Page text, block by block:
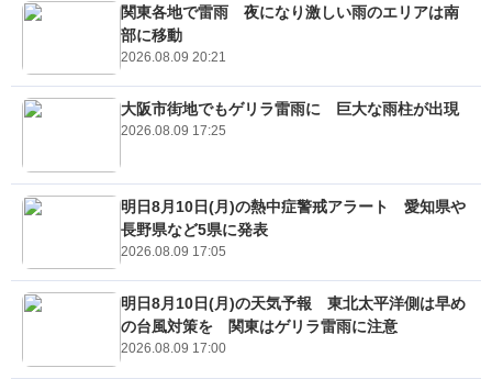
関東各地で雷雨 夜になり激しい雨のエリアは南
部に移動
2026.08.09 20:21
大阪市街地でもゲリラ雷雨に 巨大な雨柱が出現
2026.08.09 17:25
明日8月10日(月)の熱中症警戒アラート 愛知県や
長野県など5県に発表
2026.08.09 17:05
明日8月10日(月)の天気予報 東北太平洋側は早め
の台風対策を 関東はゲリラ雷雨に注意
2026.08.09 17:00